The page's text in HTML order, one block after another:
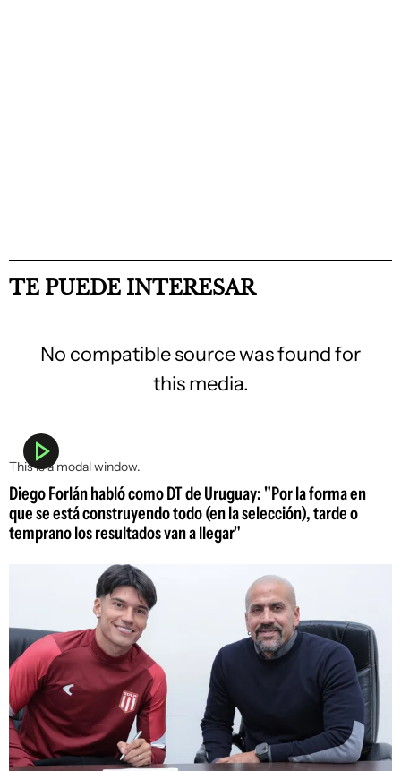
TE PUEDE INTERESAR
This is a modal window.
No compatible source was found for
this media.
Diego Forlán habló como DT de Uruguay: "Por la forma en
que se está construyendo todo (en la selección), tarde o
temprano los resultados van a llegar"